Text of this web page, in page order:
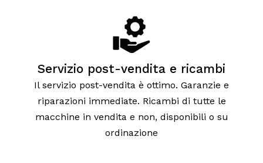
Servizio post-vendita e ricambi
Il servizio post-vendita è ottimo. Garanzie e
riparazioni immediate. Ricambi di tutte le
macchine in vendita e non, disponibili o su
ordinazione